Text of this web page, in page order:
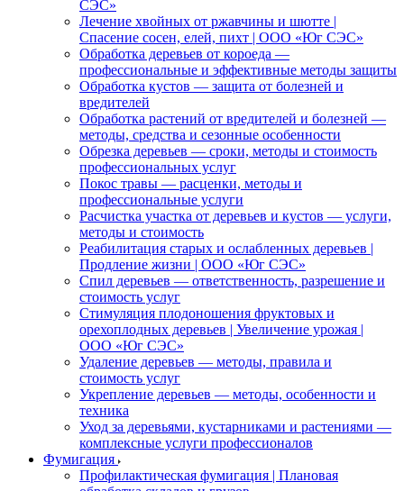
СЭС»
Лечение хвойных от ржавчины и шютте |
Спасение сосен, елей, пихт | ООО «Юг СЭС»
Обработка деревьев от короеда —
профессиональные и эффективные методы защиты
Обработка кустов — защита от болезней и
вредителей
Обработка растений от вредителей и болезней —
методы, средства и сезонные особенности
Обрезка деревьев — сроки, методы и стоимость
профессиональных услуг
Покос травы — расценки, методы и
профессиональные услуги
Расчистка участка от деревьев и кустов — услуги,
методы и стоимость
Реабилитация старых и ослабленных деревьев |
Продление жизни | ООО «Юг СЭС»
Спил деревьев — ответственность, разрешение и
стоимость услуг
Стимуляция плодоношения фруктовых и
орехоплодных деревьев | Увеличение урожая |
ООО «Юг СЭС»
Удаление деревьев — методы, правила и
стоимость услуг
Укрепление деревьев — методы, особенности и
техника
Уход за деревьями, кустарниками и растениями —
комплексные услуги профессионалов
Фумигация
Профилактическая фумигация | Плановая